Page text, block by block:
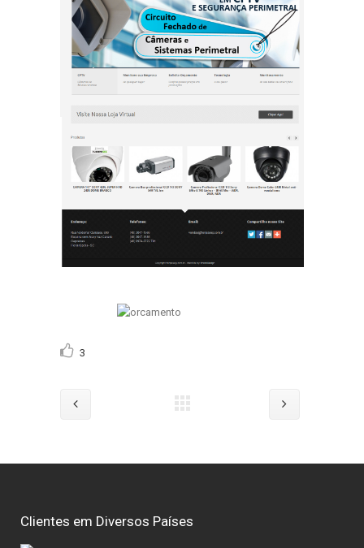
3
Clientes em Diversos Países